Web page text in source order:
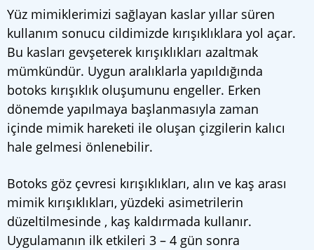
Yüz mimiklerimizi sağlayan kaslar yıllar süren
kullanım sonucu cildimizde kırışıklıklara yol açar.
Bu kasları gevşeterek kırışıklıkları azaltmak
mümkündür. Uygun aralıklarla yapıldığında
botoks kırışıklık oluşumunu engeller. Erken
dönemde yapılmaya başlanmasıyla zaman
içinde mimik hareketi ile oluşan çizgilerin kalıcı
hale gelmesi önlenebilir.
Botoks göz çevresi kırışıklıkları, alın ve kaş arası
mimik kırışıklıkları, yüzdeki asimetrilerin
düzeltilmesinde , kaş kaldırmada kullanır.
Uygulamanın ilk etkileri 3 – 4 gün sonra